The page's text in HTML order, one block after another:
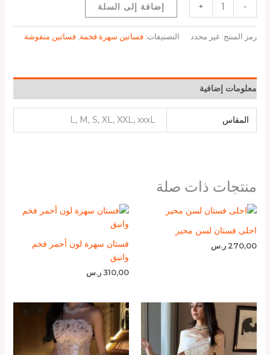
-
+ إضافة إلى السلة
رمز المنتج: غير محدد التصنيفات: فساتين سهرة فخمة, فساتين منفوشة
معلومات إضافية
المقاس L, M, S, XL, XXL, xxxL
منتجات ذات صلة
احلى فستان لسن محير
270,00 ر.س
فستان سهرة لون أحمر فخم
وانيق
310,00 ر.س